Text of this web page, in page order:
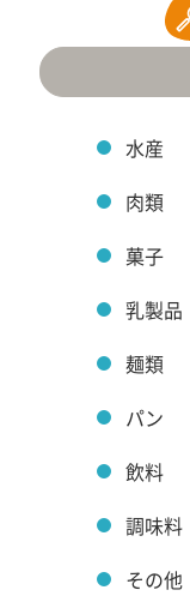
水産
肉類
菓子
乳製品
麺類
パン
飲料
調味料
その他